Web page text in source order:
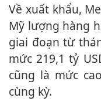
Về xuất khẩu, Mexico đã xuất sang thị trường
Mỹ lượng hàng
giai đoạn từ
mức 219,1 tỷ
cũng là mức
cùng kỳ.